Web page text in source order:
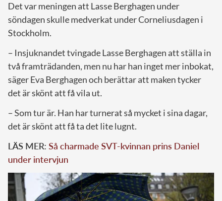
Det var meningen att Lasse Berghagen under
söndagen skulle medverkat under Corneliusdagen i
Stockholm.
– Insjuknandet tvingade Lasse Berghagen att ställa in
två framträdanden, men nu har han inget mer inbokat,
säger Eva Berghagen och berättar att maken tycker
det är skönt att få vila ut.
– Som tur är. Han har turnerat så mycket i sina dagar,
det är skönt att få ta det lite lugnt.
LÄS MER: Så charmade SVT-kvinnan prins Daniel
under intervjun